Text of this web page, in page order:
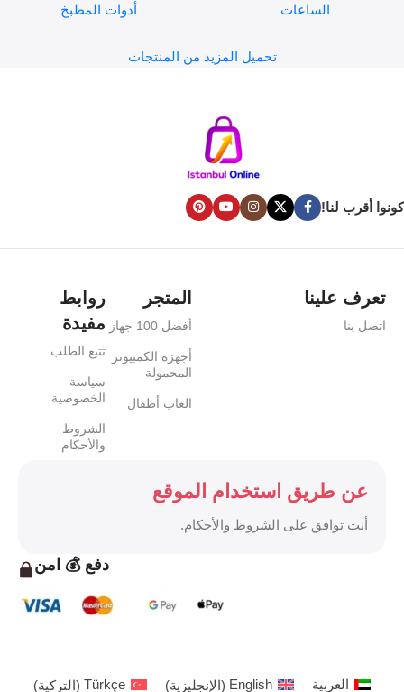
الساعات
مزخرف من خشب الجوز المقاوم
محمصة للطاولة إكسسوارات
أدوات المطبخ
تحميل المزيد من المنتجات
كونوا أقرب لنا!
تعرف علينا
اتصل بنا
المتجر
أفضل 100 جهاز
أجهزة الكمبيوتر
المحمولة
العاب أطفال
روابط
مفيدة
تتبع الطلب
سياسة
الخصوصية
الشروط
والأحكام
عن طريق استخدام الموقع
أنت توافق على الشروط والأحكام.
دفع 💰 امن
العربية English
(الإنجليزية)
Türkçe
(التركية)